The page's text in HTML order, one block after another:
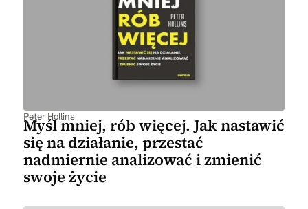
Peter Hollins
Myśl mniej, rób więcej. Jak nastawić
się na działanie, przestać
nadmiernie analizować i zmienić
swoje życie